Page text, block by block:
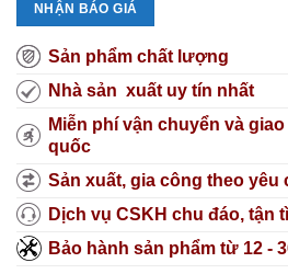
NHẬN BÁO GIÁ
Sản phẩm chất lượng
Nhà sản xuất uy tín nhất
Miễn phí vận chuyển và
quốc
Sản xuất, gia công theo yêu
Dịch vụ CSKH chu đáo, tận
Bảo hành sản phẩm từ 12 -